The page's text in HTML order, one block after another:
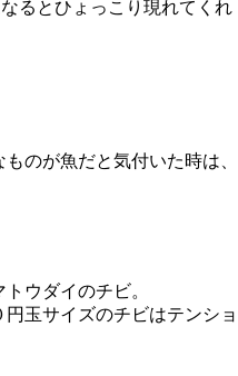
るとひょっこり現れてくれ
のが魚だと気付いた時は、
ウダイのチビ。
玉サイズのチビはテンショ